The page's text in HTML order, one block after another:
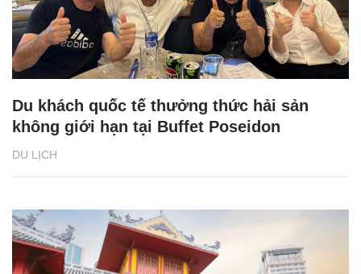
DU LỊCH
Du khách quốc tế thưởng thức hải sản
không giới hạn tại Buffet Poseidon